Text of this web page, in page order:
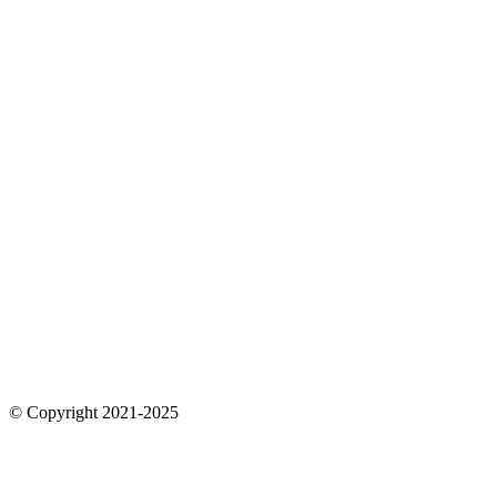
© Copyright 2021-2025